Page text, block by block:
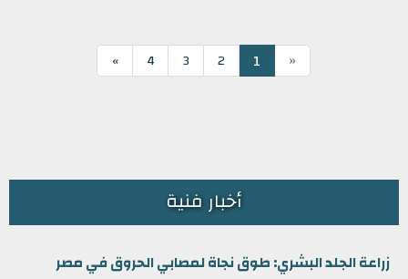
«
1
2
3
4
»
أخبار فنية
زراعة الجلد البشري: طوق نجاة لمصابي الحروق في مصر